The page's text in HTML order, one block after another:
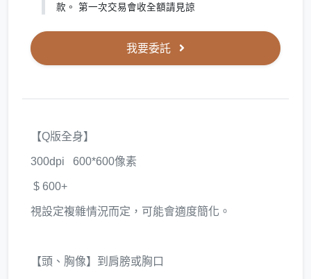
款。 第一次交易會收全額請見諒
我要委託
【Q版全身】
​300dpi​​ 600*600像素
​ $ 600+
視設定複雜情況而定，可能會適度簡化。
【頭、胸像】到肩膀或胸口